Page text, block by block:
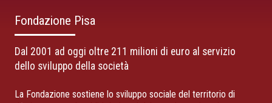
Fondazione Pisa
Dal 2001 ad oggi oltre 211 milioni di euro al servizio
dello sviluppo della società
La Fondazione sostiene lo sviluppo sociale del territorio di